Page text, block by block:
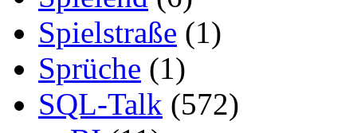
Spielstraße (1)
Sprüche (1)
SQL-Talk (572)